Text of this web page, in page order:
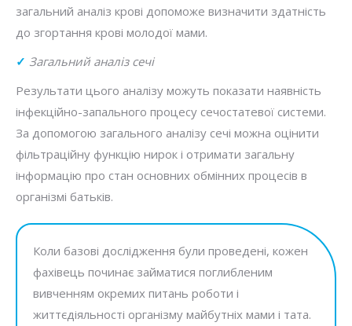
загальний аналіз крові допоможе визначити здатність
до згортання крові молодої мами.
✓ Загальний аналіз сечі
Результати цього аналізу можуть показати наявність
інфекційно-запального процесу сечостатевої системи.
За допомогою загального аналізу сечі можна оцінити
фільтраційну функцію нирок і отримати загальну
інформацію про стан основних обмінних процесів в
організмі батьків.
Коли базові дослідження були проведені, кожен
фахівець починає займатися поглибленим
вивченням окремих питань роботи і
життєдіяльності організму майбутніх мами і тата.